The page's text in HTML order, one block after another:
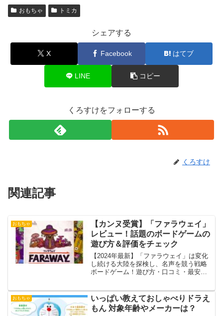
おもちゃ トミカ
シェアする
X Facebook はてブ
LINE コピー
くろすけをフォローする
くろすけ
関連記事
おもちゃ
【カンヌ受賞】「ファラウェイ」
レビュー！話題のボードゲームの
遊び方＆評価をチェック
【2024年最新】「ファラウェイ」は変化
し続ける大陸を探検し、名声を競う戦略
ボードゲーム！遊び方・口コミ・最安
おもちゃ
いっぱい教えておしゃべりドラえ
もん 対象年齢やメーカーは？